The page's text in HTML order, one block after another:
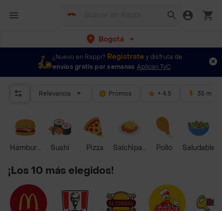
Bogotá
¿Nuevo en Rappi? Regístrate y disfruta de
envíos gratis por semanas Aplican TyC
Relevancia Promos + 4.5 35 mins
HamburguesaSushi Pizza Salchipapas Pollo Saludable
¡Los 10 más elegidos!